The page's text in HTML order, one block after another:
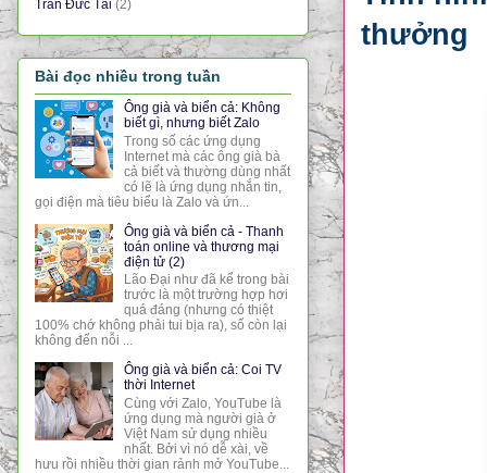
thưởng
Trần Đức Tài (2)
Bài đọc nhiều trong tuần
Ông già và biển cả: Không
biết gì, nhưng biết Zalo
Trong số các ứng dụng
Internet mà các ông già bà
cả biết và thường dùng nhất
có lẽ là ứng dụng nhắn tin,
gọi điện mà tiêu biểu là Zalo và ứn...
Ông già và biển cả - Thanh
toán online và thương mại
điện tử (2)
Lão Đại như đã kể trong bài
trước là một trường hợp hơi
quá đáng (nhưng có thiệt
100% chớ không phải tui bịa ra), số còn lại
không đến nỗi ...
Ông già và biển cả: Coi TV
thời Internet
Cùng với Zalo, YouTube là
ứng dụng mà người già ở
Việt Nam sử dụng nhiều
nhất. Bởi vì nó dễ xài, về
hưu rồi nhiều thời gian rảnh mở YouTube...